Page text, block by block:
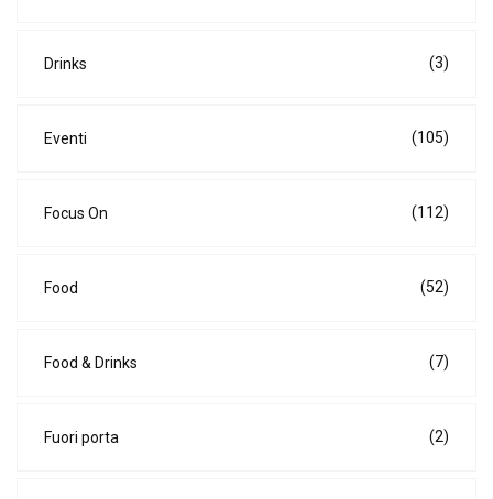
Drinks (3)
Eventi (105)
Focus On (112)
Food (52)
Food & Drinks (7)
Fuori porta (2)